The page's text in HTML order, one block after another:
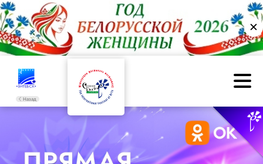
✕
Назад